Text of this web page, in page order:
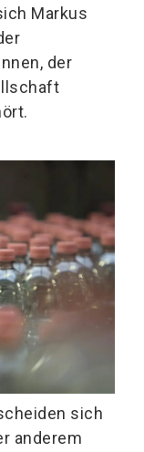
Markus
der
sich
anderem